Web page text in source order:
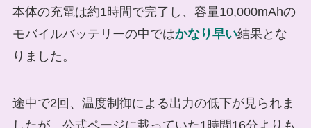
本体の充電は約1時間で完了し、容量10,000mAhの
モバイルバッテリーの中ではかなり早い結果とな
りました。
途中で2回、温度制御による出力の低下が見られま
したが、公式ページに載っていた1時間16分よりも